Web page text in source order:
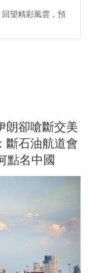
望精彩風雲，預
朗卻嗆斷交美
斷石油航道會
點名中國